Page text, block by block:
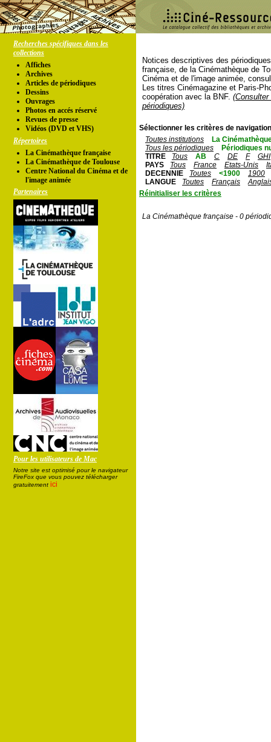
Recherches spécifiques dans les
collections
Affiches
Archives
Articles de périodiques
Dessins
Ouvrages
Photos en accés réservé
Revues de presse
Vidéos (DVD et VHS)
Répertoires
La Cinémathèque française
La Cinémathèque de Toulouse
Centre National du Cinéma et de
l'image animée
Partenaires
Pour les utilisateurs de Mac
Notre site est optimisé pour le navigateur
FireFox que vous pouvez télécharger
gratuitement ici
Notices descriptives des
française, de la Cinémathèque de
Cinéma et de l'image animée,
Les titres Cinémagazine et Paris-
coopération avec la BNF.
périodiques)
Sélectionner les critères de
Toutes institutions
La
Tous les périodiques
Périodiques
TITRE
Tous AB C DE F
GHI
PAYS
Tous France Etats-Unis
DECENNIE
Toutes <1900
1900
LANGUE
Toutes Français
Réinitialiser les critères
La Cinémathèque française - 0